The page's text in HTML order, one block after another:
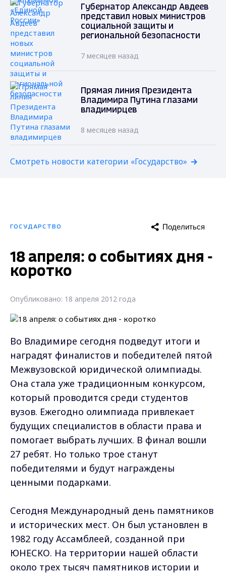
Губернатор Александр Авдеев
представил новых министров
социальной защиты и
региональной безопасности
7 месяцев назад
Прямая линия Президента
Владимира Путина глазами
владимирцев
8 месяцев назад
Смотреть новости категории «Государство»
ГОСУДАРСТВО Поделиться
18 апреля: о событиях дня -
коротко
Опубликовано: 18 апреля 2012 года
Во Владимире сегодня подведут итоги и
наградят финалистов и победителей пятой
Межвузовской юридической олимпиады.
Она стала уже традиционным конкурсом,
который проводится среди студентов
вузов. Ежегодно олимпиада привлекает
будущих специалистов в области права и
помогает выбрать лучших. В финал вошли
27 ребят. Но только трое станут
победителями и будут награждены
ценными подарками.
Сегодня Международный день памятников
и исторических мест. Он был установлен в
1982 году Ассамблеей, созданной при
ЮНЕСКО. На территории нашей области
около трех тысяч памятников истории и